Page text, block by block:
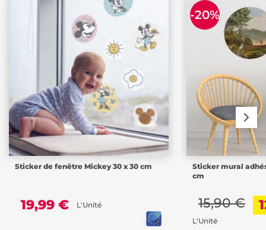
Sticker de fenêtre Mickey 30 x 30 cm
19,99 € L'Unité
Sticker mural
cm
15,90 €
L'Unité
-20%